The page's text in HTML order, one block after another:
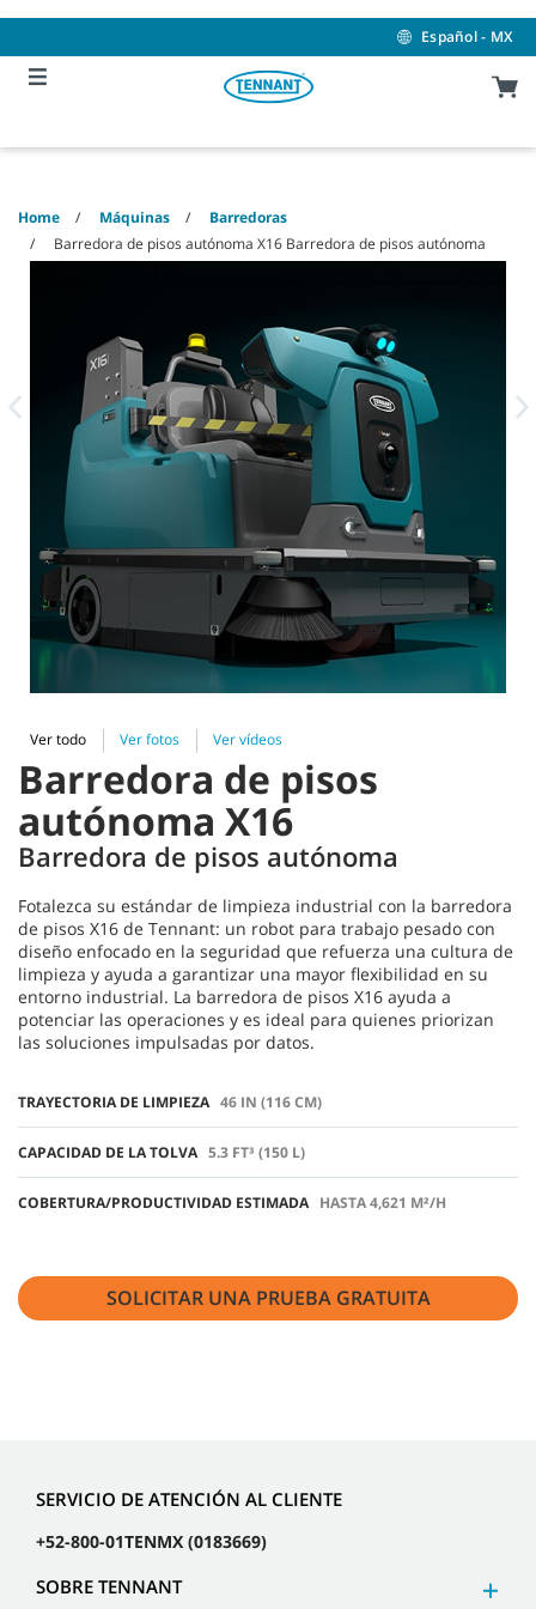
content
navigation
menu
Español - MX
Home Máquinas
Barredoras
Barredora de pisos autónoma X16 Barredora de pisos autónoma
Ver todo Ver fotos Ver vídeos
Barredora de pisos
autónoma X16
Barredora de pisos autónoma
Fotalezca su estándar de limpieza industrial con la barredora
de pisos X16 de Tennant: un robot para trabajo pesado con
diseño enfocado en la seguridad que refuerza una cultura de
limpieza y ayuda a garantizar una mayor flexibilidad en su
entorno industrial. La barredora de pisos X16 ayuda a
potenciar las operaciones y es ideal para quienes priorizan
las soluciones impulsadas por datos.
TRAYECTORIA DE LIMPIEZA 46 IN (116 CM)
CAPACIDAD DE LA TOLVA 5.3 FT³ (150 L)
COBERTURA/PRODUCTIVIDAD ESTIMADA HASTA 4,621 M²/H
SOLICITAR UNA PRUEBA GRATUITA
SERVICIO DE ATENCIÓN AL CLIENTE
+52-800-01TENMX (0183669)
SOBRE TENNANT